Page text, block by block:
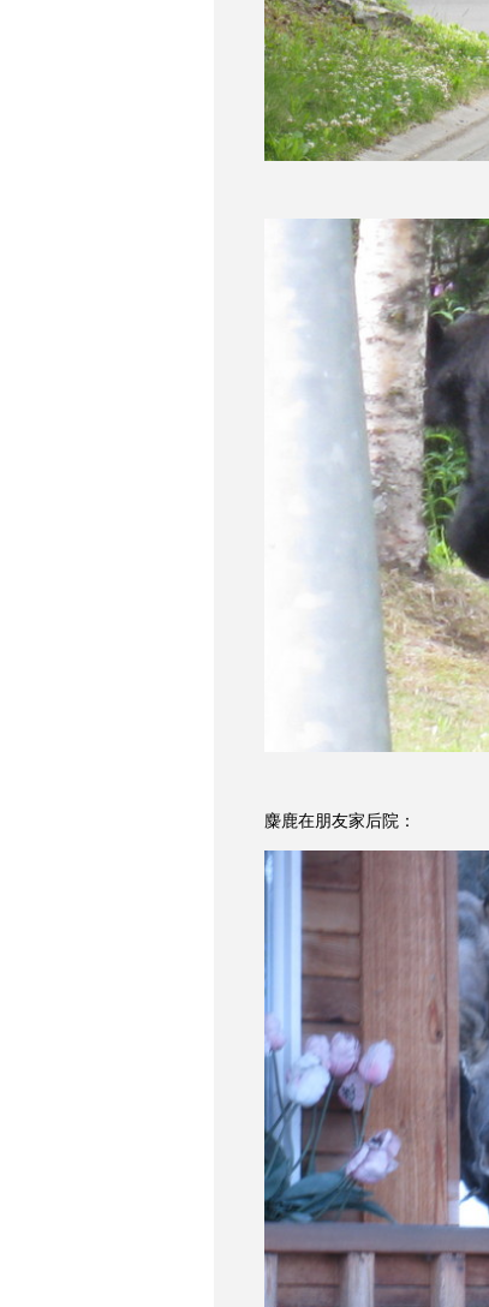
麋鹿在朋友家后院：